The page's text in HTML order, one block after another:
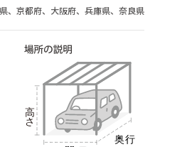
、京都府、大阪府、兵庫県、奈良県